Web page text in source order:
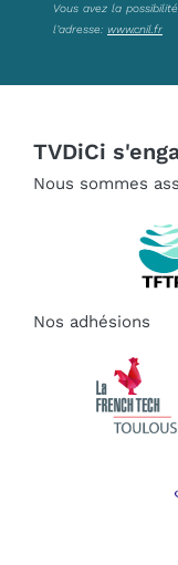
Vous avez la
l’adresse: www.cnil.fr
TVDiCi
Nous sommes
Nos adhésions